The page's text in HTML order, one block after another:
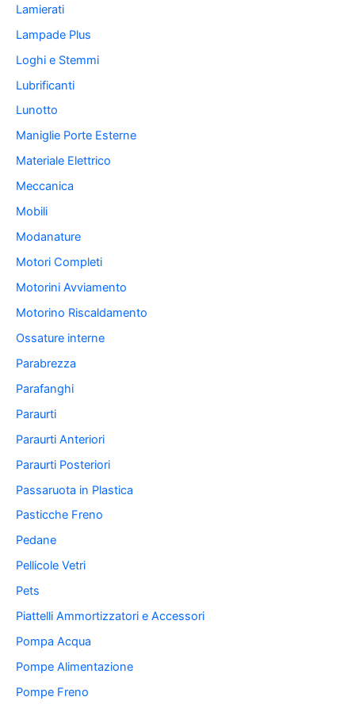
Lamierati
Lampade Plus
Loghi e Stemmi
Lubrificanti
Lunotto
Maniglie Porte Esterne
Materiale Elettrico
Meccanica
Mobili
Modanature
Motori Completi
Motorini Avviamento
Motorino Riscaldamento
Ossature interne
Parabrezza
Parafanghi
Paraurti
Paraurti Anteriori
Paraurti Posteriori
Passaruota in Plastica
Pasticche Freno
Pedane
Pellicole Vetri
Pets
Piattelli Ammortizzatori e Accessori
Pompa Acqua
Pompe Alimentazione
Pompe Freno